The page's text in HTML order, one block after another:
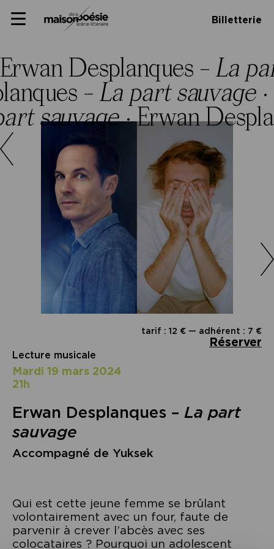
Panneau de gestion des cookies
to
Primary
Billetterie
Erwan Desplanques – La
– La part sauvage ·
sauvage·Erwan
tarif : 12 € — adhérent : 7 €
Réserver
Lecture musicale
mardi 19 mars 2024
21h
Erwan Desplanques – La part
sauvage
Accompagné de Yuksek
Qui est cette jeune femme se brûlant
volontairement avec un four, faute de
parvenir à crever l’abcès avec ses
colocataires ? Pourquoi un adolescent